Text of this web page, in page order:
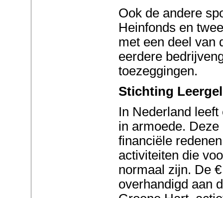
Ook de andere
Heinfonds en
met een deel van
eerdere
toezeggingen.
Stichting
In Nederland
in armoede.
financiële
activiteiten die
normaal zijn. De
overhandigd aan